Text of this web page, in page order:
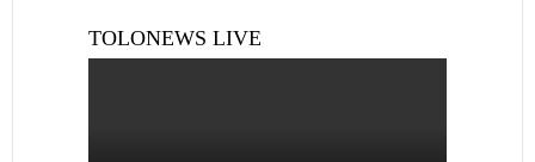
TOLONEWS LIVE